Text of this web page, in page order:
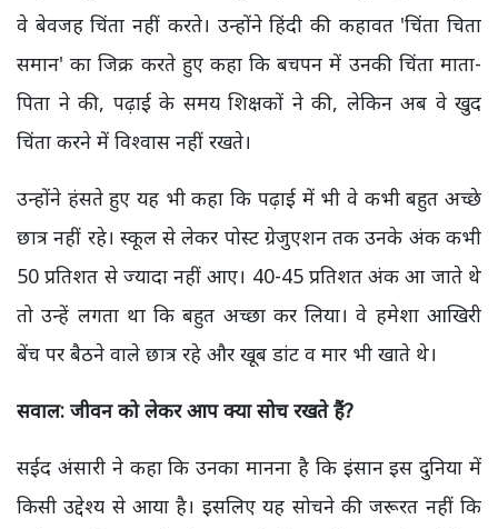
वे बेवजह चिंता नहीं करते। उन्होंने हिंदी की कहावत 'चिंता चिता
समान' का जिक्र करते हुए कहा कि बचपन में उनकी चिंता माता-
पिता ने की, पढ़ाई के समय शिक्षकों ने की, लेकिन अब वे खुद
चिंता करने में विश्वास नहीं रखते।
उन्होंने हंसते हुए यह भी कहा कि पढ़ाई में भी वे कभी बहुत अच्छे
छात्र नहीं रहे। स्कूल से लेकर पोस्ट ग्रेजुएशन तक उनके अंक कभी
50 प्रतिशत से ज्यादा नहीं आए। 40-45 प्रतिशत अंक आ जाते थे
तो उन्हें लगता था कि बहुत अच्छा कर लिया। वे हमेशा आखिरी
बेंच पर बैठने वाले छात्र रहे और खूब डांट व मार भी खाते थे।
सवाल: जीवन को लेकर आप क्या सोच रखते हैं?
सईद अंसारी ने कहा कि उनका मानना है कि इंसान इस दुनिया में
किसी उद्देश्य से आया है। इसलिए यह सोचने की जरूरत नहीं कि